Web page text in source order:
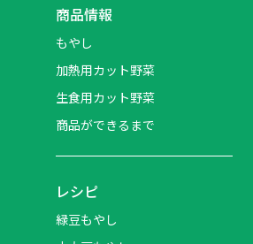
商品情報
もやし
加熱用カット野菜
生食用カット野菜
商品ができるまで
レシピ
緑豆もやし